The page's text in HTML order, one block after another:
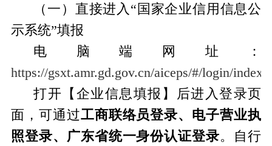
（一）直接进入“国家企业信用信息公
示系统”填报
电脑端网址：
https://gsxt.amr.gd.gov.cn/aiceps/#/login/index
打开【企业信息填报】后进入登录页
面，可通过工商联络员登录、电子营业执
照登录、广东省统一身份认证登录。自行